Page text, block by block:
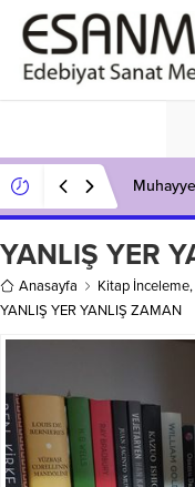
YANLIŞ YER
Anasayfa Kitap İnceleme,
YANLIŞ YER YANLIŞ ZAMAN